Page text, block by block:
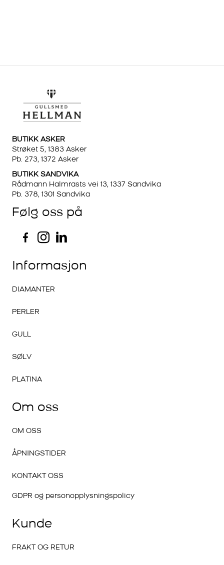
BUTIKK ASKER
Strøket 5, 1383 Asker
Pb. 273, 1372 Asker
BUTIKK SANDVIKA
Rådmann Halmrasts vei 13, 1337 Sandvika
Pb. 378, 1301 Sandvika
Følg oss på
Informasjon
DIAMANTER
PERLER
GULL
SØLV
PLATINA
Om oss
OM OSS
ÅPNINGSTIDER
KONTAKT OSS
GDPR og personopplysningspolicy
Kunde
FRAKT OG RETUR